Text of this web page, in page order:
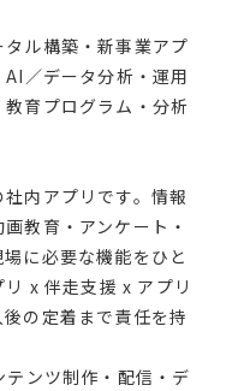
ル構築・新事業アプ
／データ分析・運用
育プログラム・分析
内アプリです。情報
教育・アンケート・
に必要な機能をひと
x 伴走支援 x アプリ
の定着まで責任を持
ンツ制作・配信・デ